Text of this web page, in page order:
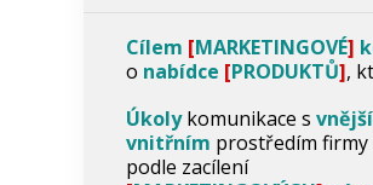
Cílem [MARKETINGOVÉ]
o nabídce [PRODUKTŮ],
Úkolykomunikace s
vnitřním prostředím firmy
podle zacílení